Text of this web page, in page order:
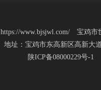
https://www.bjsjwl.com/ 宝鸡
地址：宝鸡市东高新区高新大
陕ICP备08000229号-1